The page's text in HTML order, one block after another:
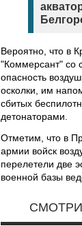
Вероятно, что в
"Коммерсант" со
опасность
осколки, им
сбитых
детонаторами.
Отметим, что в
армии войск
перелетели две
военной базы